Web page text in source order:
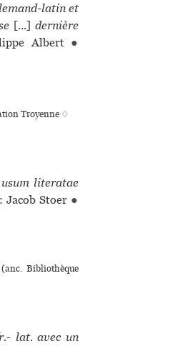
latin et
[...]dernière
Albert ●
Troyenne ♢
literatae
Jacob Stoer ●
Bibliothèque
lat. avec un